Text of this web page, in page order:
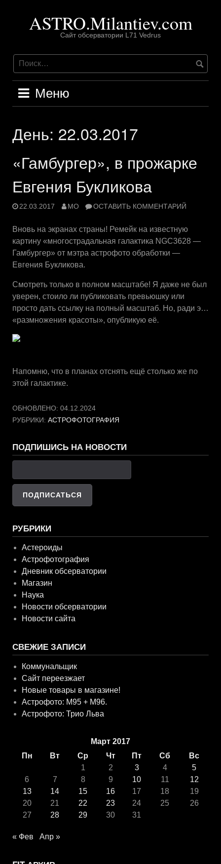
содержимомуASTRO.Milantiev.com
Сайт обсерватории L71 Vedrus
Меню
День: 22.03.2017
«Гамбургер», в прожарке
Евгения Букликова
22.03.2017 MO ОСТАВИТЬ КОММЕНТАРИЙ
Вновь на экранах страны! Ремейк на известную
картину «многострадальная галактика NGC3628 —
Гамбургер» от мэтра астрофото обработки —
Евгения Букликова.
Смотреть только в полном масштабе! Я даже не был
уверен, стоило ли публиковать превьюшку или
просто дать ссылку на полный масштаб. Но, ради э…
«размножения красоты», опубликую её.
Напомню, что в планах отснять ещё столько же по
этой галактике.
ОБНОВЛЕНО: 04.12.2024
РУБРИКИ: АСТРОФОТОГРАФИЯ
ПОДПИШИСЬ НА НОВОСТИ
РУБРИКИ
Астероиды
Астрофотография
Дневник обсерватории
Магазин
Наука
Новости обсерватории
Новости сайта
СВЕЖИЕ ЗАПИСИ
Коммунальщик
Сайт переезжает
Новые товары в магазине!
Астрофото: M95 + M96.
Астрофото: Трио Льва
Март 2017
Пн
Вт Ср Чт Пт Сб
Вс
1
2 3 4
5
6
7 8 9 10 11
12
13
14 15 16 17 18
19
20
21 22 23 24 25
26
27
28 29 30 31
« Фев Апр »